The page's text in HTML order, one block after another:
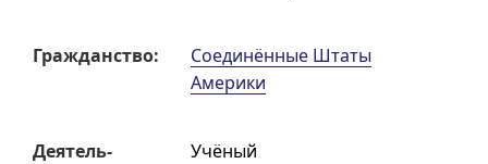
Граждан­ство:
Соединённые Штаты
Америки
Деятель­
Учёный